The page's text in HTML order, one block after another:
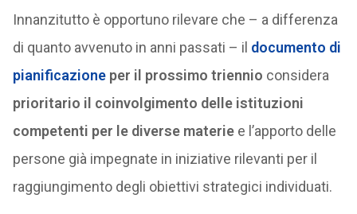
Innanzitutto è opportuno rilevare che – a differenza
di quanto avvenuto in anni passati – il documento di
pianificazioneper il prossimo triennio considera
prioritario il coinvolgimento delle istituzioni
competenti per le diverse materiee l’apporto delle
persone già impegnate in iniziative rilevanti per il
raggiungimento degli obiettivi strategici individuati.